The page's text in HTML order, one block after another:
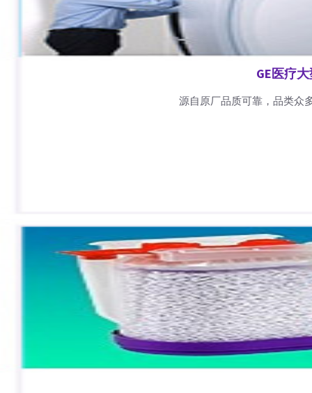
GE医疗
源自原厂品质可靠，品类众